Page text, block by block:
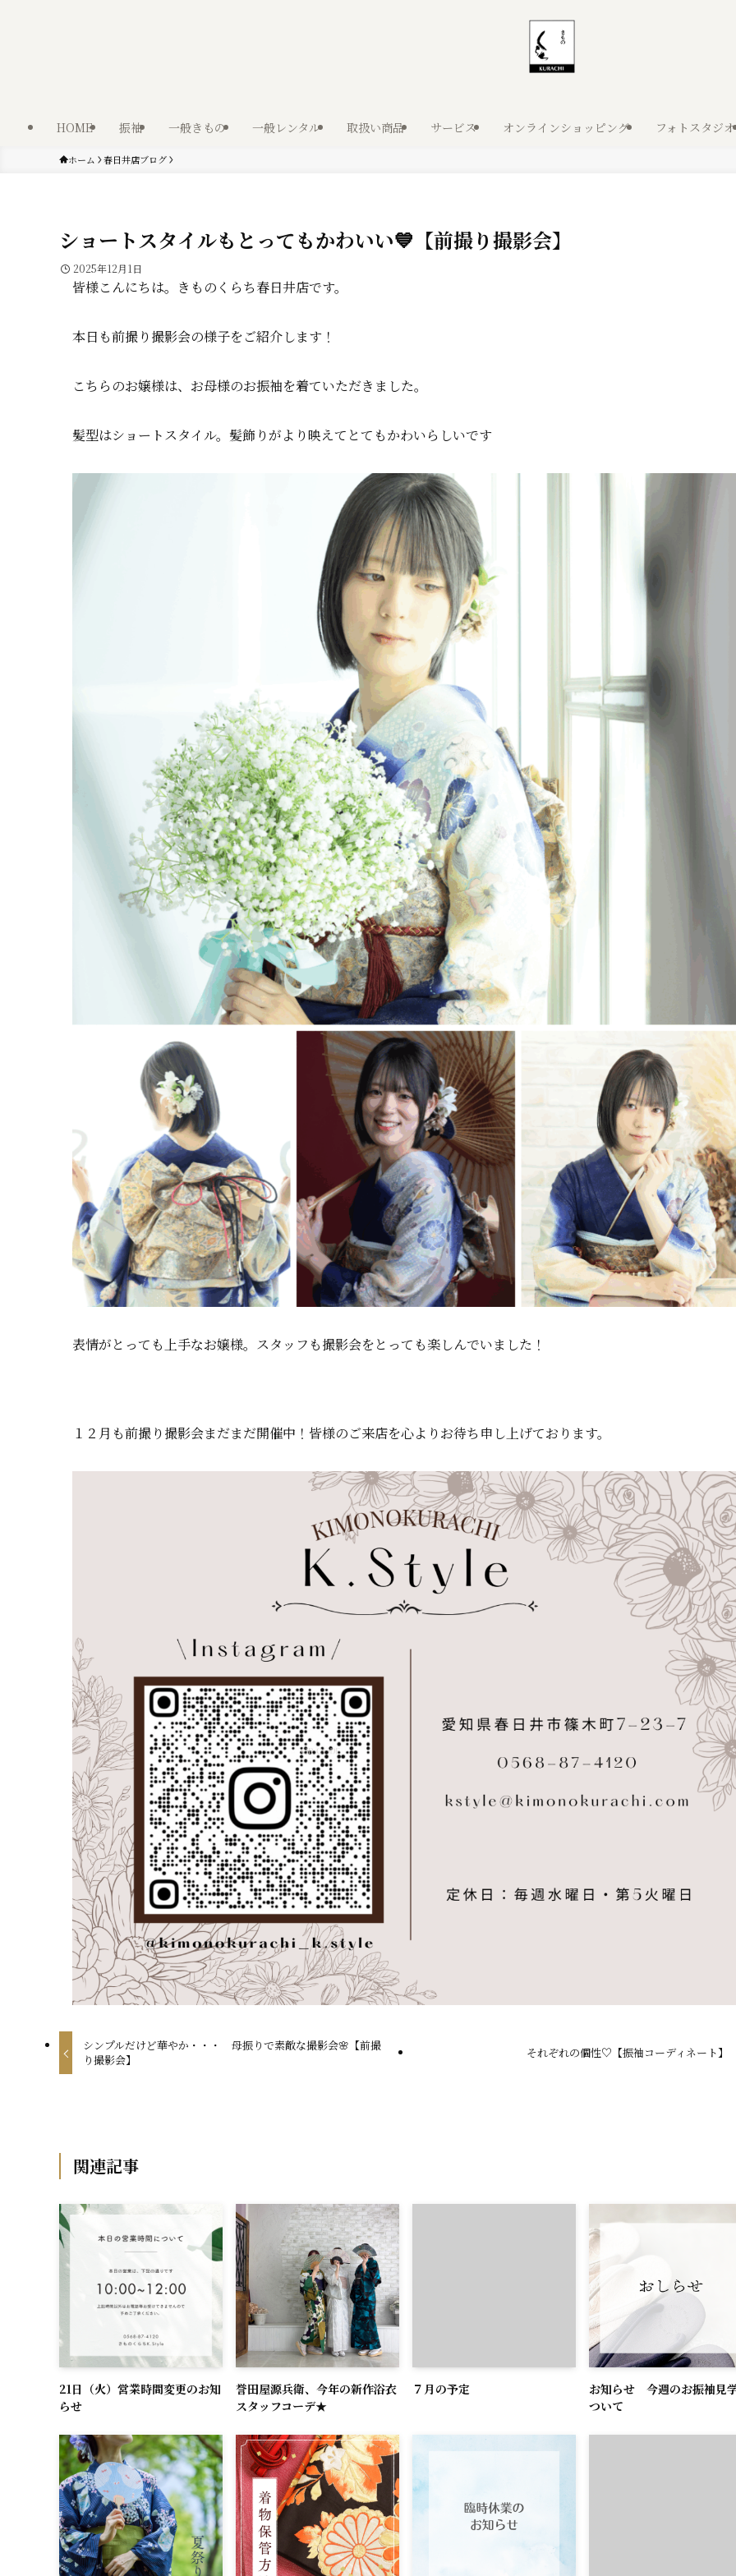
HOME 振袖 一般きもの 一般レンタル 取扱い商品 サービス オンラインショッピング フォトスタジオ
ホーム 春日井店ブログ
ショートスタイルもとってもかわいい💙【前撮り撮影会】
2025年12月1日
皆様こんにちは。きものくらち春日井店です。
本日も前撮り撮影会の様子をご紹介します！
こちらのお嬢様は、お母様のお振袖を着ていただきました。
髪型はショートスタイル。髪飾りがより映えてとてもかわいらしいです
表情がとっても上手なお嬢様。スタッフも撮影会をとっても楽しんでいました！
１２月も前撮り撮影会まだまだ開催中！皆様のご来店を心よりお待ち申し上げております。
シンプルだけど華やか・・・ 母振りで素敵な撮影会🌸【前撮
り撮影会】
それぞれの個性♡【振袖コーディネート】
関連記事
21日（火）営業時間変更のお知
らせ
誉田屋源兵衛、今年の新作浴衣
スタッフコーデ★
７月の予定
お知らせ 今週のお振袖見
ついて